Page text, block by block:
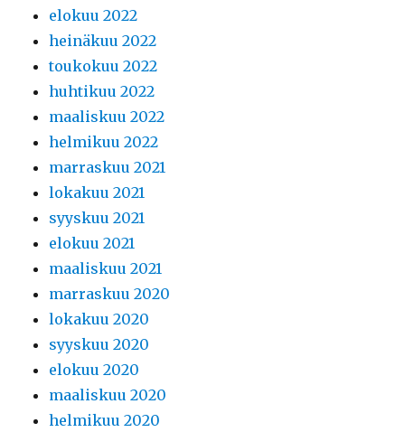
elokuu 2022
heinäkuu 2022
toukokuu 2022
huhtikuu 2022
maaliskuu 2022
helmikuu 2022
marraskuu 2021
lokakuu 2021
syyskuu 2021
elokuu 2021
maaliskuu 2021
marraskuu 2020
lokakuu 2020
syyskuu 2020
elokuu 2020
maaliskuu 2020
helmikuu 2020